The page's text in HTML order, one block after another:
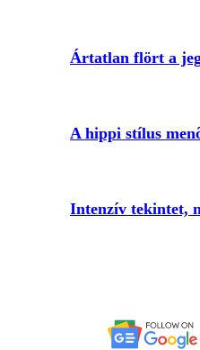
Ártatlan flört a
A hippi stílus
Intenzív tekintet,